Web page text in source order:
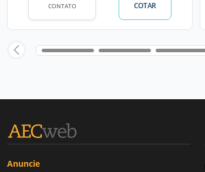
CONTATO COTAR
Anuncie